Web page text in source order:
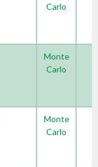
Carlo
Monte
Carlo
Monte
Carlo